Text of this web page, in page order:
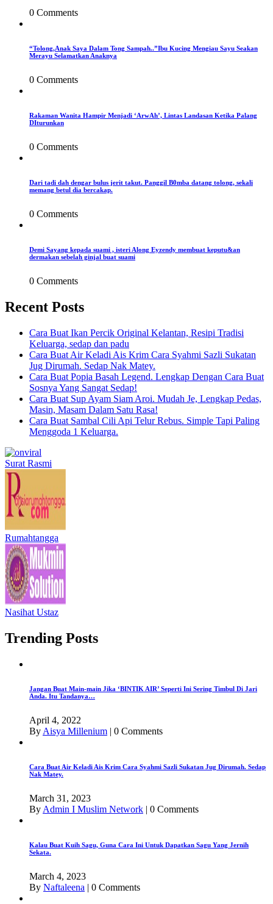
0 Comments
“Tolong,Anak Saya Dalam Tong Sampah..”Ibu Kucing Mengiau Sayu Seakan
Merayu Selamatkan Anaknya
0 Comments
Rakaman Wanita Hampir Menjadi ‘ArwAh’, Lintas Landasan Ketika Palang
DIturunkan
0 Comments
Dari tadi dah dengar bulus jerit takut. Panggil B0mba datang tolong, sekali
memang betul dia bercakap.
0 Comments
Demi Sayang kepada suami , isteri Along Eyzendy membuat keputu&an
dermakan sebelah ginjal buat suami
0 Comments
Recent Posts
Cara Buat Ikan Percik Original Kelantan, Resipi Tradisi
Keluarga, sedap dan padu
Cara Buat Air Keladi Ais Krim Cara Syahmi Sazli Sukatan
Jug Dirumah. Sedap Nak Matey.
Cara Buat Popia Basah Legend. Lengkap Dengan Cara Buat
Sosnya Yang Sangat Sedap!
Cara Buat Sup Ayam Siam Aroi. Mudah Je, Lengkap Pedas,
Masin, Masam Dalam Satu Rasa!
Cara Buat Sambal Cili Api Telur Rebus. Simple Tapi Paling
Menggoda 1 Keluarga.
Surat Rasmi
Rumahtangga
Nasihat Ustaz
Trending Posts
Jangan Buat Main-main Jika ‘BINTIK AIR’ Seperti Ini Sering Timbul Di Jari
Anda. Itu Tandanya…
April 4, 2022
By Aisya Millenium | 0 Comments
Cara Buat Air Keladi Ais Krim Cara Syahmi Sazli Sukatan Jug Dirumah. Sedap
Nak Matey.
March 31, 2023
By Admin I Muslim Network | 0 Comments
Kalau Buat Kuih Sagu, Guna Cara Ini Untuk Dapatkan Sagu Yang Jernih
Sekata.
March 4, 2023
By Naftaleena | 0 Comments